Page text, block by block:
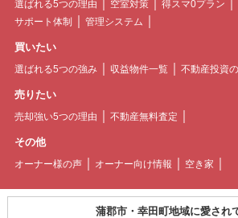
選ばれる5つの理由 空室対策 得スマ0プラン
サポート体制
管理システム
買いたい
選ばれる5つの強み 収益物件一覧 不動産投資
売りたい
売却強い5つの理由 不動産無料査定
その他
オーナー様の声 オーナー向け情報 空き家
蒲郡市・幸田町地域に愛され